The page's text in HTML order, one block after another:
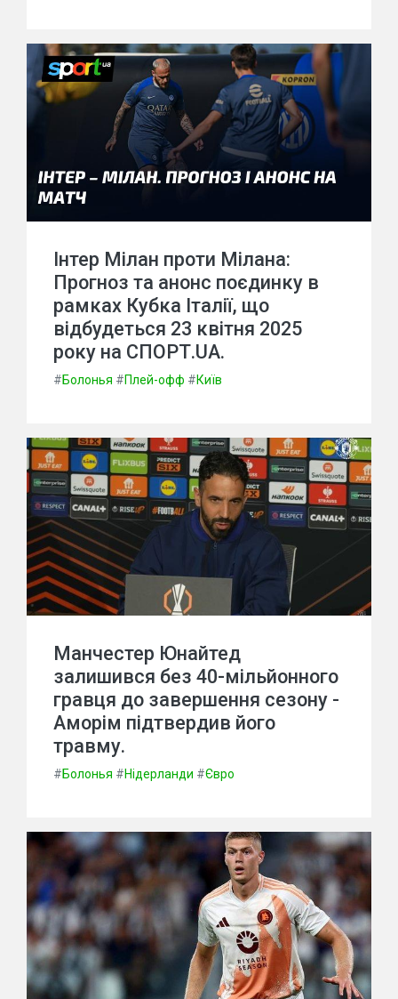
Інтер Мілан проти Мілана:
Прогноз та анонс поєдинку в
рамках Кубка Італії, що
відбудеться 23 квітня 2025
року на СПОРТ.UA.
#Болонья #Плей-офф #Київ
Манчестер Юнайтед
залишився без 40-мільйонного
гравця до завершення сезону -
Аморім підтвердив його
травму.
#Болонья #Нідерланди #Євро